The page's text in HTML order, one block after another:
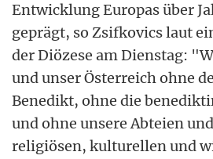
Entwicklung Europas über
geprägt, so Zsifkovics laut
der Diözese am Dienstag:
und unser Österreich ohne
Benedikt, ohne die
und ohne unsere Abteien
religiösen, kulturellen und